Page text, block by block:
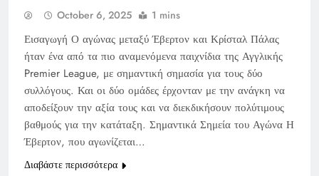
October 6, 2025 1 mins
Εισαγωγή Ο αγώνας μεταξύ Έβερτον και Κρίσταλ Πάλας
ήταν ένα από τα πιο αναμενόμενα παιχνίδια της Αγγλικής
Premier League, με σημαντική σημασία για τους δύο
συλλόγους. Και οι δύο ομάδες έρχονταν με την ανάγκη να
αποδείξουν την αξία τους και να διεκδικήσουν πολύτιμους
βαθμούς για την κατάταξη. Σημαντικά Σημεία του Αγώνα Η
Έβερτον, που αγωνίζεται…
Διαβάστε περισσότερα